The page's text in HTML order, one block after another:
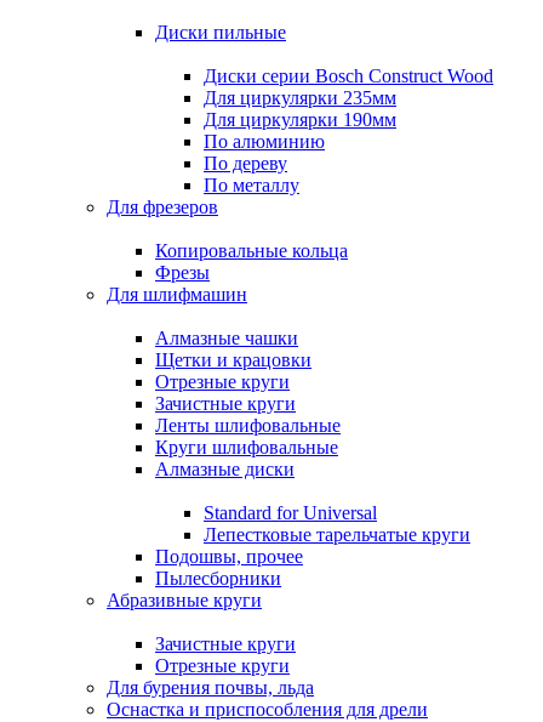
Диски пильные
Диски серии Bosch Construct Wood
Для циркулярки 235мм
Для циркулярки 190мм
По алюминию
По дереву
По металлу
Для фрезеров
Копировальные кольца
Фрезы
Для шлифмашин
Алмазные чашки
Щетки и крацовки
Отрезные круги
Зачистные круги
Ленты шлифовальные
Круги шлифовальные
Алмазные диски
Standard for Universal
Лепестковые тарельчатые круги
Подошвы, прочее
Пылесборники
Абразивные круги
Зачистные круги
Отрезные круги
Для бурения почвы, льда
Оснастка и приспособления для дрели